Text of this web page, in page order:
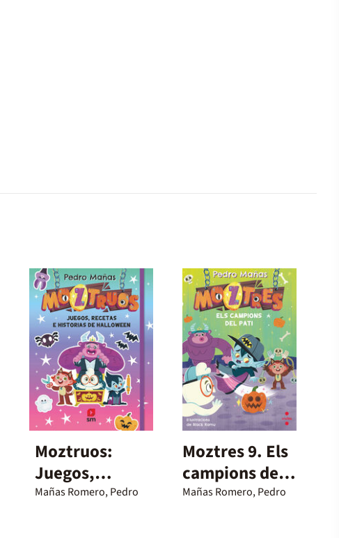
Moztruos:
Juegos,
recetas e
Mañas Romero, Pedro
Moztres 9. Els
campions del
pati
Mañas Romero, Pedro